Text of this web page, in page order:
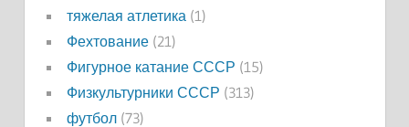
тяжелая атлетика (1)
Фехтование(21)
Фигурное катание СССР (15)
Физкультурники СССР (313)
футбол(73)